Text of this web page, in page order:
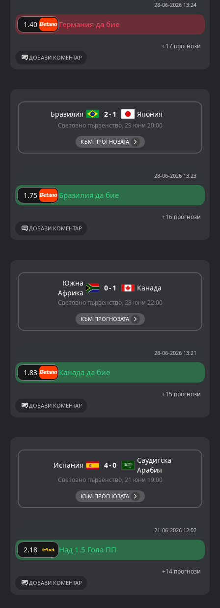
28-06-2026 13:24
1.40 Германия да бие
+17 прогнози
ДОБАВИ КОМЕНТАР
Бразилия 2 1 Япония
Световно първенство, 29 юни 20:00
КЪМ ПРОГНОЗАТА
28-06-2026 13:23
1.75 Бразилия да бие
+16 прогнози
ДОБАВИ КОМЕНТАР
Южна
Африка
0 1 Канада
Световно първенство, 28 юни 22:00
КЪМ ПРОГНОЗАТА
28-06-2026 13:21
1.83 Канада да бие
+15 прогнози
ДОБАВИ КОМЕНТАР
Испания 4 0
Саудитска
Арабия
Световно първенство, 21 юни 19:00
КЪМ ПРОГНОЗАТА
21-06-2026 12:02
2.18 Над 1.5 Гола ПП
+14 прогнози
ДОБАВИ КОМЕНТАР